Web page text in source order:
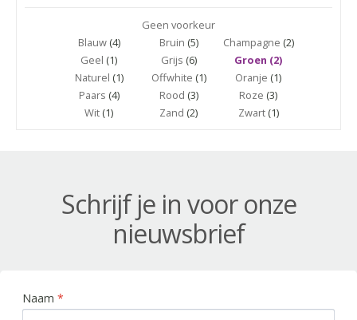
Geen voorkeur
Blauw(4) Bruin (5) Champagne (2)
Geel (1) Grijs (6)
Groen (2)
Naturel (1) Offwhite (1) Oranje (1)
Paars (4) Rood (3) Roze (3)
Wit (1) Zand (2) Zwart(1)
Schrijf je in voor onze
nieuwsbrief
Naam *